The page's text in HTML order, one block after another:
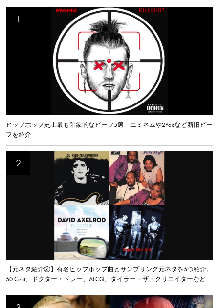
ヒップホップ史上最も印象的なビーフ5選 エミネムや2Pacなど新旧ビー
フを紹介
【元ネタ紹介②】有名ヒップホップ曲とサンプリング元ネタを5つ紹介。
50 Cent、ドクター・ドレー、ATCQ、タイラー・ザ・クリエイターなど